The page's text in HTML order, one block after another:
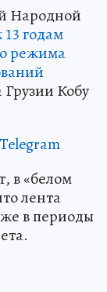
Народной
годам
режима
Кобу
Telegram
в «белом
лента
в периоды